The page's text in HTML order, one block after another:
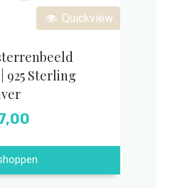
Quickview
925 Sterling